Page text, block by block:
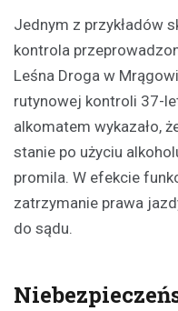
Jednym z przykładów
kontrola
Leśna Droga w
rutynowej kontroli 37-
alkomatem wykazało,
stanie po użyciu
promila. W efekcie
zatrzymanie prawa
do sądu.